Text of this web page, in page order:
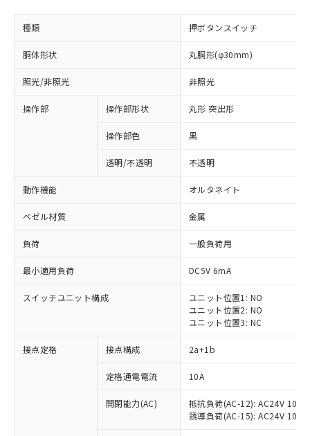
種類 押ボタンスイッチ
胴体形状 丸胴形(φ30mm)
照光/非照光 非照光
操作部 操作部形状 丸形 突出形
操作部色 黒
透明/不透明 不透明
動作機能 オルタネイト
ベゼル材質 金属
負荷 一般負荷用
最小適用負荷 DC5V 6mA
スイッチユニット構成
ユニット位置1: NO
ユニット位置2: NO
ユニット位置3: NC
接点定格 接点構成 2a+1b
定格通電電流 10A
開閉能力(AC)
抵抗負荷(AC-12): AC24V 10A/
誘導負荷(AC-15): AC24V
※1 対応状況
対応済み：EU RoHS指令（10物質）の
非含有に対応した製品が提供可能な商品で
対応予定：EU RoHS指令（10物質）の非含